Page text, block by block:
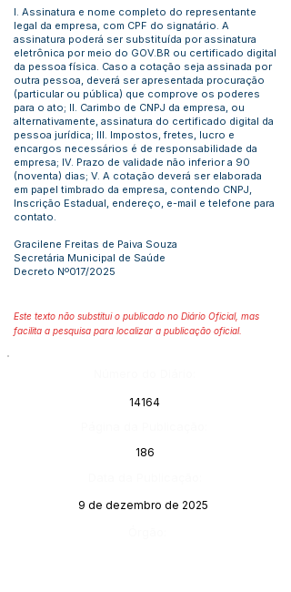
I. Assinatura e nome completo do representante
legal da empresa, com CPF do signatário. A
assinatura poderá ser substituída por assinatura
eletrônica por meio do GOV.BR ou certificado digital
da pessoa física. Caso a cotação seja assinada por
outra pessoa, deverá ser apresentada procuração
(particular ou pública) que comprove os poderes
para o ato; II. Carimbo de CNPJ da empresa, ou
alternativamente, assinatura do certificado digital da
pessoa jurídica; III. Impostos, fretes, lucro e
encargos necessários é de responsabilidade da
empresa; IV. Prazo de validade não inferior a 90
(noventa) dias; V. A cotação deverá ser elaborada
em papel timbrado da empresa, contendo CNPJ,
Inscrição Estadual, endereço, e-mail e telefone para
contato.
Gracilene Freitas de Paiva Souza
Secretária Municipal de Saúde
Decreto Nº017/2025
Este texto não substitui o publicado no Diário Oficial, mas
facilita a pesquisa para localizar a publicação oficial.
14164
186
9 de dezembro de 2025